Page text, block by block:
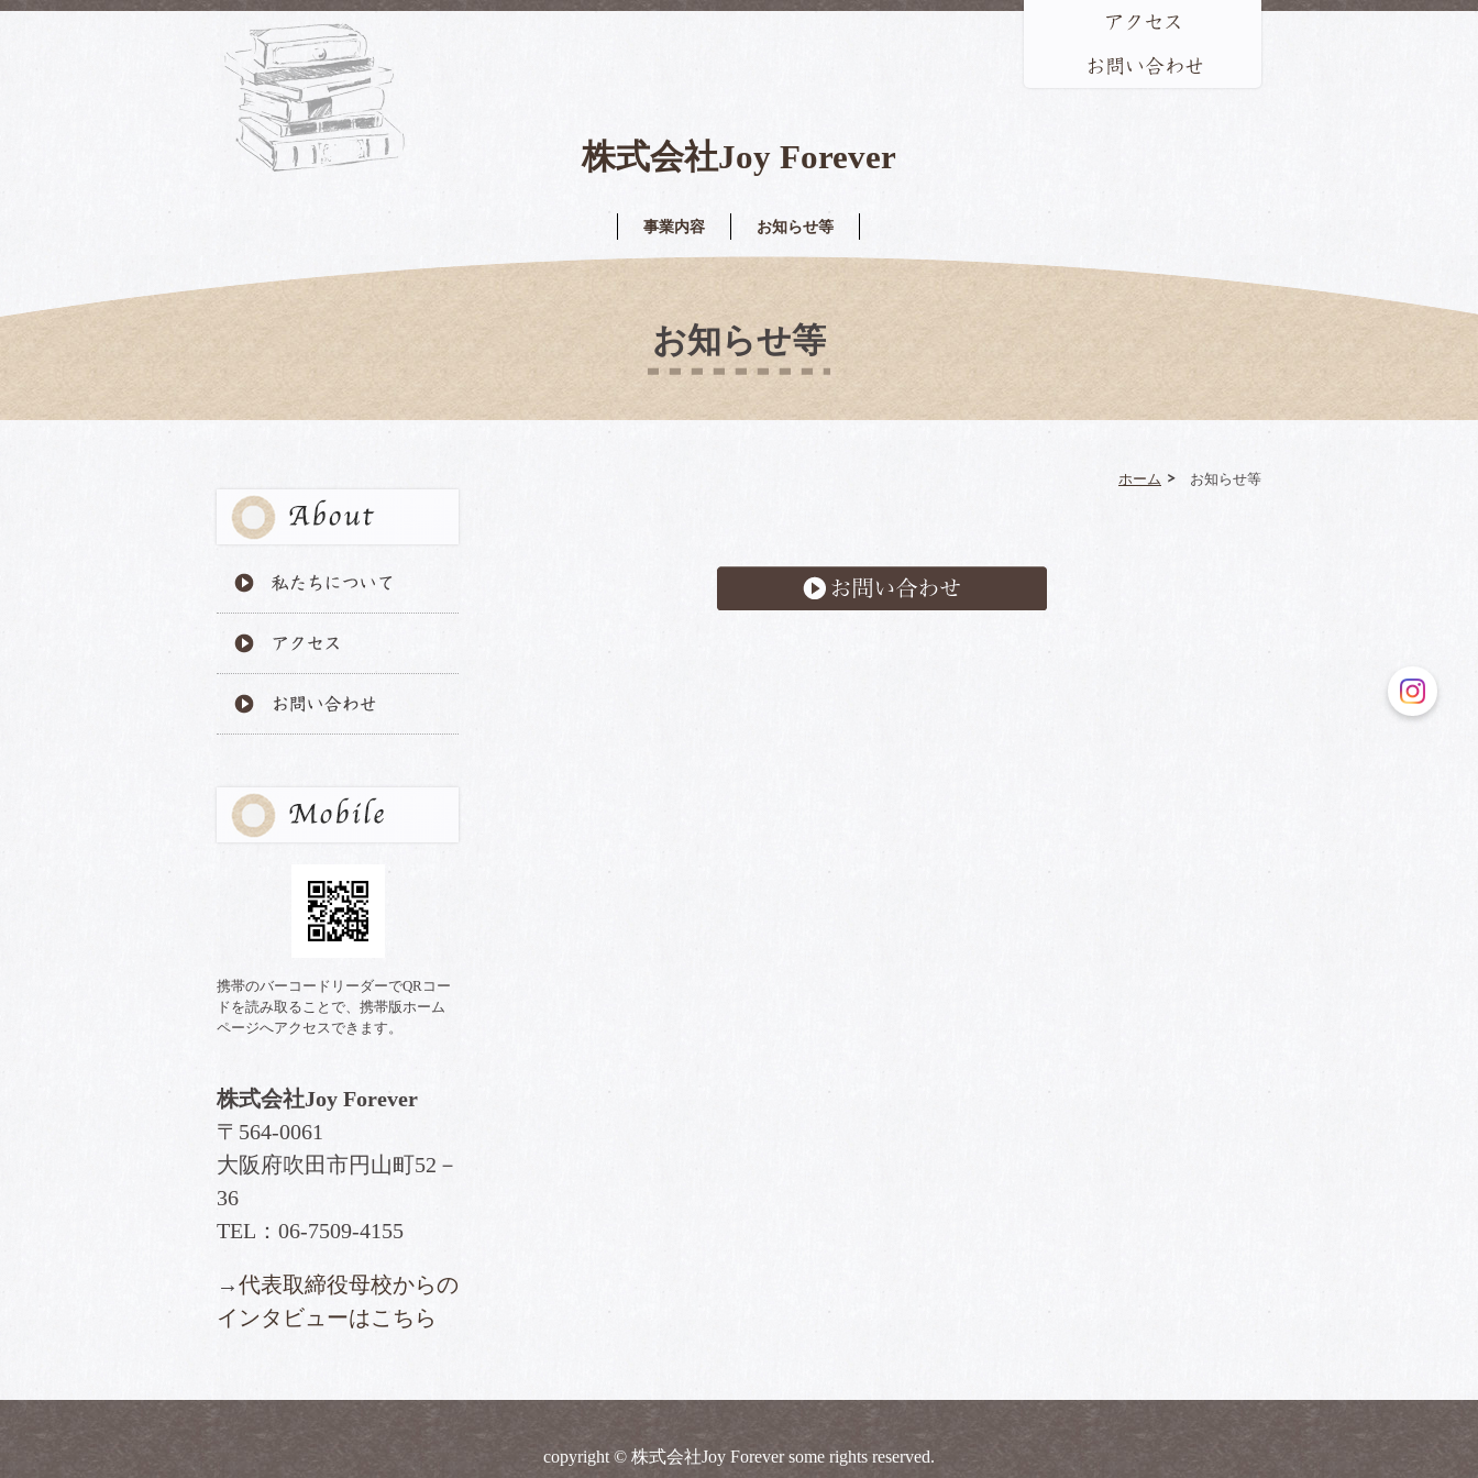
株式会社Joy Forever
アクセス
事業内容 お知らせ等
お知らせ等
ホーム お知らせ等
携帯のバーコードリーダーでQRコー
ドを読み取ることで、携帯版ホーム
ページへアクセスできます。
株式会社Joy Forever
〒564-0061
大阪府吹田市円山町52－
36
TEL：06‐7509‐4155
→代表取締役母校からの
インタビューはこちら
copyright © 株式会社Joy Forever some rights reserved.